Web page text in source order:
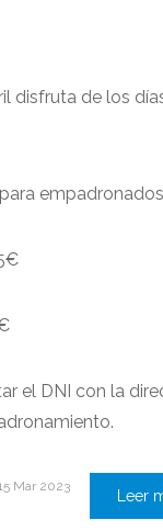
disfruta de los
el DNI con la
Mar 2023
Leer